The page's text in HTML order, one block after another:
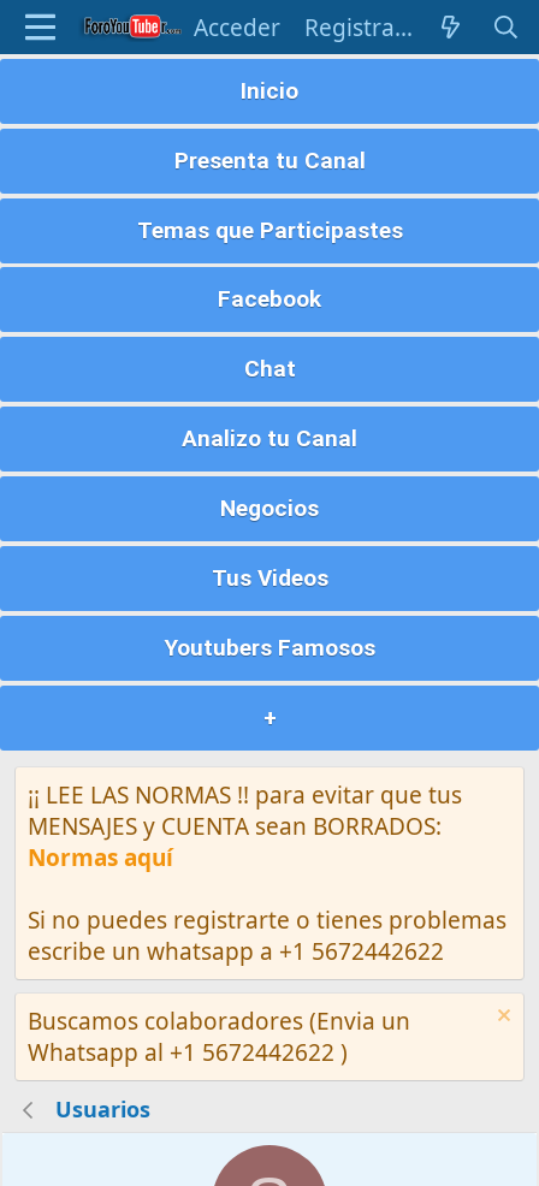
Acceder Registrarse
Inicio
Presenta tu Canal
Temas que Participastes
Facebook
Chat
Analizo tu Canal
Negocios
Tus Videos
Youtubers Famosos
+
¡¡ LEE LAS NORMAS !! para evitar que tus
MENSAJES y CUENTA sean BORRADOS:
Normas aquí
Si no puedes registrarte o tienes problemas
escribe un whatsapp a +1 5672442622
Buscamos colaboradores (Envia un
Whatsapp al +1 5672442622 )
Usuarios